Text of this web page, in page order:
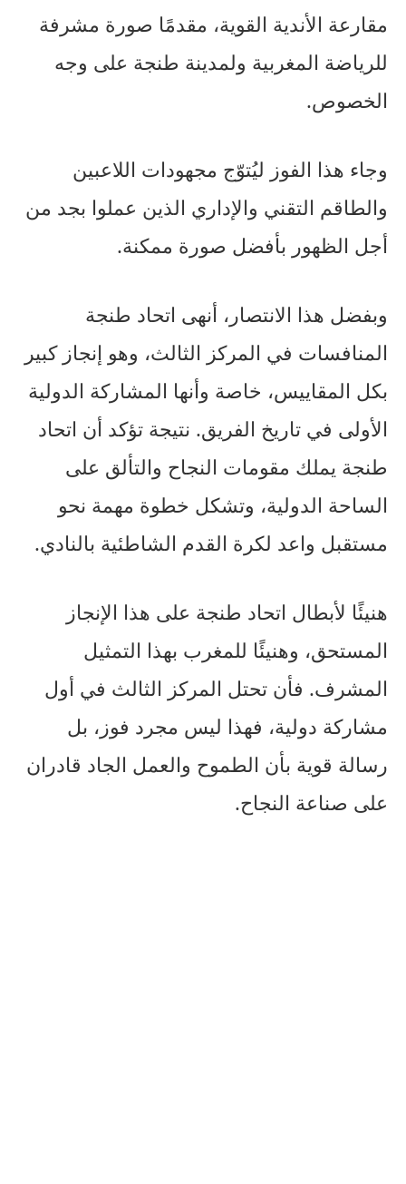
مقارعة الأندية القوية، مقدمًا صورة مشرفة
للرياضة المغربية ولمدينة طنجة على وجه
الخصوص.
وجاء هذا الفوز ليُتوّج مجهودات اللاعبين
والطاقم التقني والإداري الذين عملوا بجد من
أجل الظهور بأفضل صورة ممكنة.
وبفضل هذا الانتصار، أنهى اتحاد طنجة
المنافسات في المركز الثالث، وهو إنجاز كبير
بكل المقاييس، خاصة وأنها المشاركة الدولية
الأولى في تاريخ الفريق. نتيجة تؤكد أن اتحاد
طنجة يملك مقومات النجاح والتألق على
الساحة الدولية، وتشكل خطوة مهمة نحو
مستقبل واعد لكرة القدم الشاطئية بالنادي.
هنيئًا لأبطال اتحاد طنجة على هذا الإنجاز
المستحق، وهنيئًا للمغرب بهذا التمثيل
المشرف. فأن تحتل المركز الثالث في أول
مشاركة دولية، فهذا ليس مجرد فوز، بل
رسالة قوية بأن الطموح والعمل الجاد قادران
على صناعة النجاح.